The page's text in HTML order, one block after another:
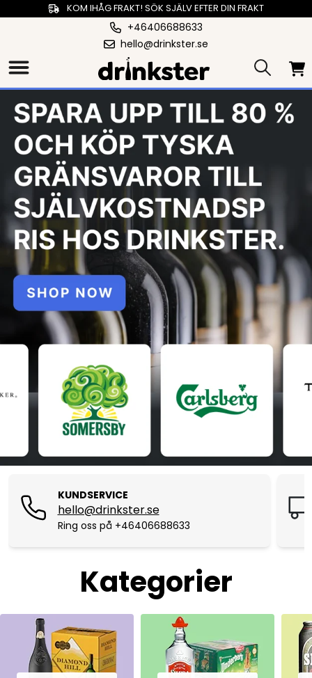
KOM IHÅG FRAKT! SÖK SJÄLV EFTER DIN FRAKT
+46406688633
hello@drinkster.se
KUNDSERVICE
hello@drinkster.se
Ring oss på +46406688633
Kategorier